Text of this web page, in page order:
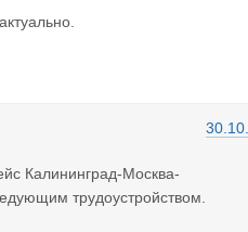
по странам Балтии и
от 40000,00 руб.
Калининград-Москва-
трудоустройством.